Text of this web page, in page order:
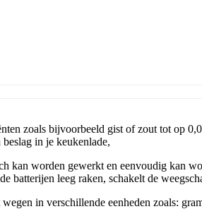
zoals bijvoorbeeld gist of zout tot op
in je keukenlade,
kan worden gewerkt en eenvoudig kan
leeg raken, schakelt de
in verschillende eenheden zoals: